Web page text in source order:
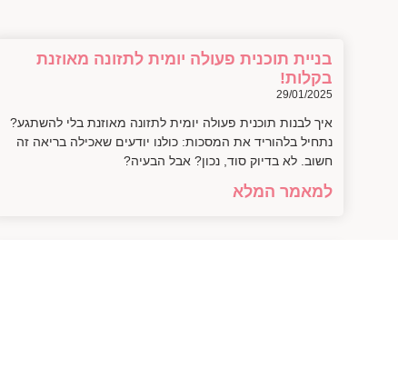
בניית תוכנית פעולה יומית לתזונה מאוזנת
בקלות!
29/01/2025
איך לבנות תוכנית פעולה יומית לתזונה מאוזנת בלי להשתגע?
נתחיל בלהוריד את המסכות: כולנו יודעים שאכילה בריאה זה
חשוב. לא בדיוק סוד, נכון? אבל הבעיה?
למאמר המלא